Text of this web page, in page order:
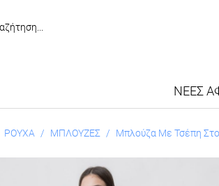
ΝΕΕΣ
ΡΟΥΧΑ / ΜΠΛΟΥΖΕΣ / Μπλούζα Με Τσέπη Στο